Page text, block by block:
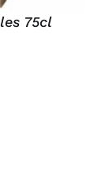
75cl